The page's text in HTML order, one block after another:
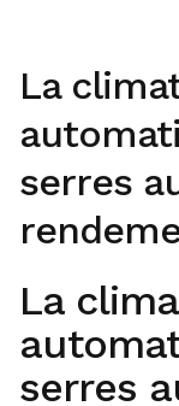
La
serres
La
serres